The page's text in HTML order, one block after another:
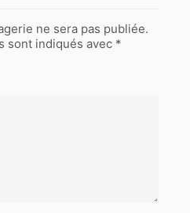
ne sera pas publiée.
sont indiqués avec *